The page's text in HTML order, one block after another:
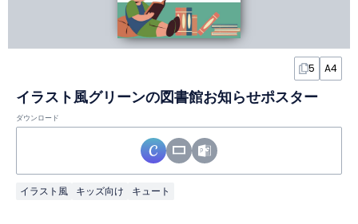
5 A4
イラスト風グリーンの図書館お知らせポスター
ダウンロード
イラスト風 キッズ向け キュート